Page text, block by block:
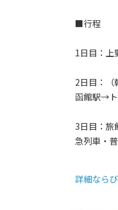
■行程
1日目：
2日目：
函館駅→ト
3日目：
急列車・
詳細なら